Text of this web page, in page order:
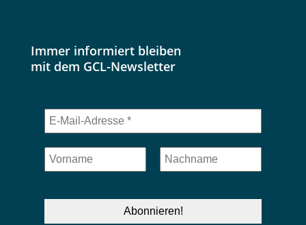
Immer informiert bleiben
mit dem GCL-Newsletter